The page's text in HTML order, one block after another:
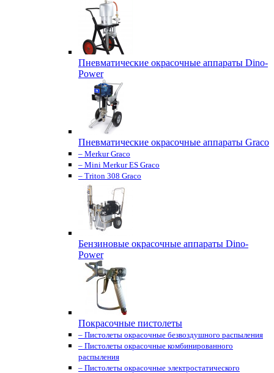
Пневматические окрасочные аппараты Dino-
Power
Пневматические окрасочные аппараты Graco
– Merkur Graco
– Mini Merkur ES Graco
– Triton 308 Graco
Бензиновые окрасочные аппараты Dino-
Power
Покрасочные пистолеты
– Пистолеты окрасочные безвоздушного распыления
– Пистолеты окрасочные комбинированного
распыления
– Пистолеты окрасочные электростатического